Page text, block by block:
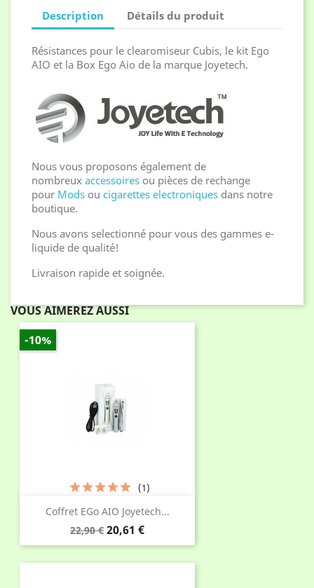
Description Détails du produit
Résistances pour le clearomiseur Cubis, le kit Ego
AIO et la Box Ego Aio de la marque Joyetech.
Nous vous proposons également de
nombreux accessoires ou pièces de rechange
pour Mods ou cigarettes electroniques dans notre
boutique.
Nous avons selectionné pour vous des gammes e-
liquide de qualité!
Livraison rapide et soignée.
VOUS AIMEREZ AUSSI
Coffret EGo AIO Joyetech...
Prix
de
22,90 € Prix
20,61 €
(1)
-10%